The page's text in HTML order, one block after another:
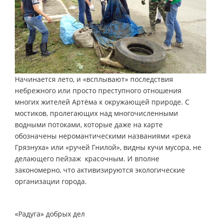
Начинается лето, и «всплывают» последствия
небрежного или просто преступного отношения
многих жителей Артёма к окружающей природе. С
мостиков, пролегающих над многочисленными
водными потоками, которые даже на карте
обозначены неромантическими названиями «река
Грязнуха» или «ручей Гнилой», видны кучи мусора, не
делающего пейзаж красочным. И вполне
закономерно, что активизируются экологические
организации города.
«Радуга» добрых дел